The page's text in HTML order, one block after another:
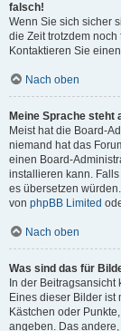
falsch!
Wenn Sie sich sicher
die Zeit trotzdem
Kontaktieren Sie
Nach oben
Meine Sprache steht
Meist hat die Board-
niemand hat das
einen Board-
installieren kann.
es übersetzen
von phpBB Limited
Nach oben
Was sind das für
In der
Eines dieser Bilder ist
Kästchen oder
angeben. Das